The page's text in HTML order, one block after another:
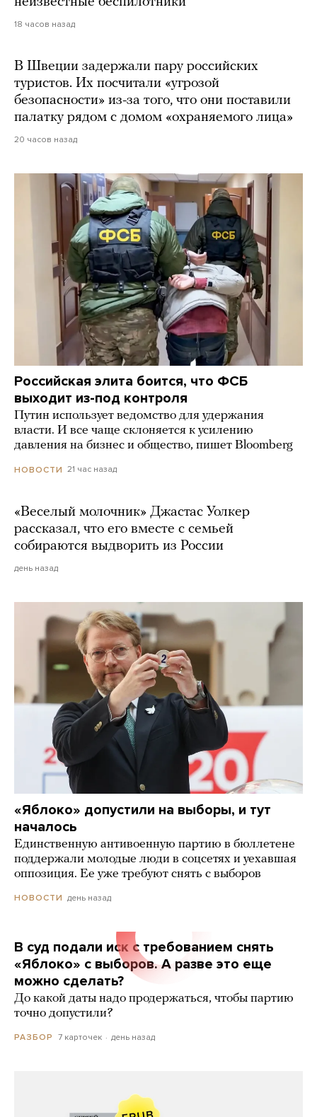
18 часов назад
В Швеции задержали пару российских
туристов. Их посчитали «угрозой
безопасности» из-за того, что они поставили
палатку рядом с домом «охраняемого лица»
20 часов назад
Российская элита боится, что ФСБ
выходит из-под контроля
Путин использует ведомство для удержания
власти. И все чаще склоняется к усилению
давления на бизнес и общество, пишет Bloomberg
НОВОСТИ 21 час назад
«Веселый молочник» Джастас Уолкер
рассказал, что его вместе с семьей
собираются выдворить из России
день назад
«Яблоко» допустили на выборы, и тут
началось
Единственную антивоенную партию в бюллетене
поддержали молодые люди в соцсетях и уехавшая
оппозиция. Ее уже требуют снять с выборов
НОВОСТИ день назад
В суд подали иск с требованием снять
«Яблоко» с выборов. А разве это еще
можно сделать?
До какой даты надо продержаться, чтобы партию
точно допустили?
РАЗБОР 7 карточек день назад